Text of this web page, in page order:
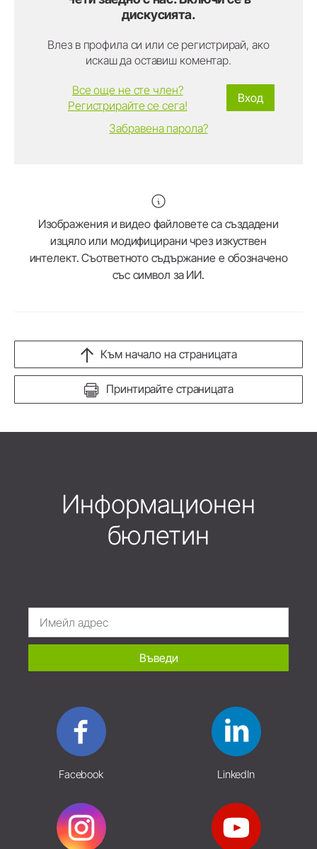
дискусията.
Влез в профила си или се регистрирай, ако
искаш да оставиш коментар.
Вход
Все още не сте член?
Регистрирайте се сега!
Забравена парола?
Изображения и видео файловете са създадени
изцяло или модифицирани чрез изкуствен
интелект. Съответното съдържание е обозначено
със символ за ИИ.
Принтирайте страницата
Към начало на страницата
Информационен
бюлетин
Въведи
Facebook LinkedIn